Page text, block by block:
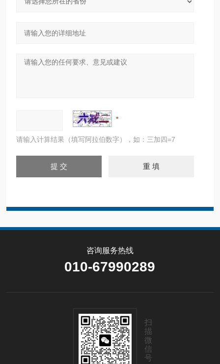
请输入计算结果（填写阿拉伯数字），如：三加四=7
咨询服务热线
010-67990289
扫
描
微
信
号